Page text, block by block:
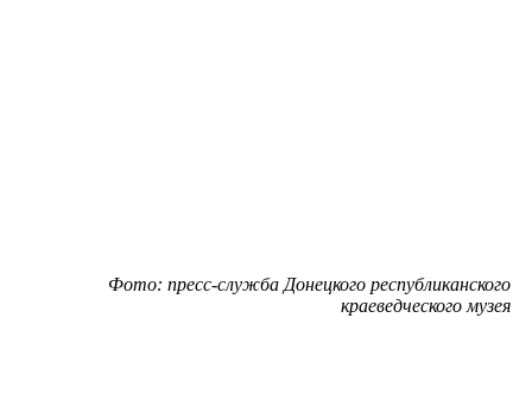
Фото: пресс-служба Донецкого республиканского
краеведческого музея